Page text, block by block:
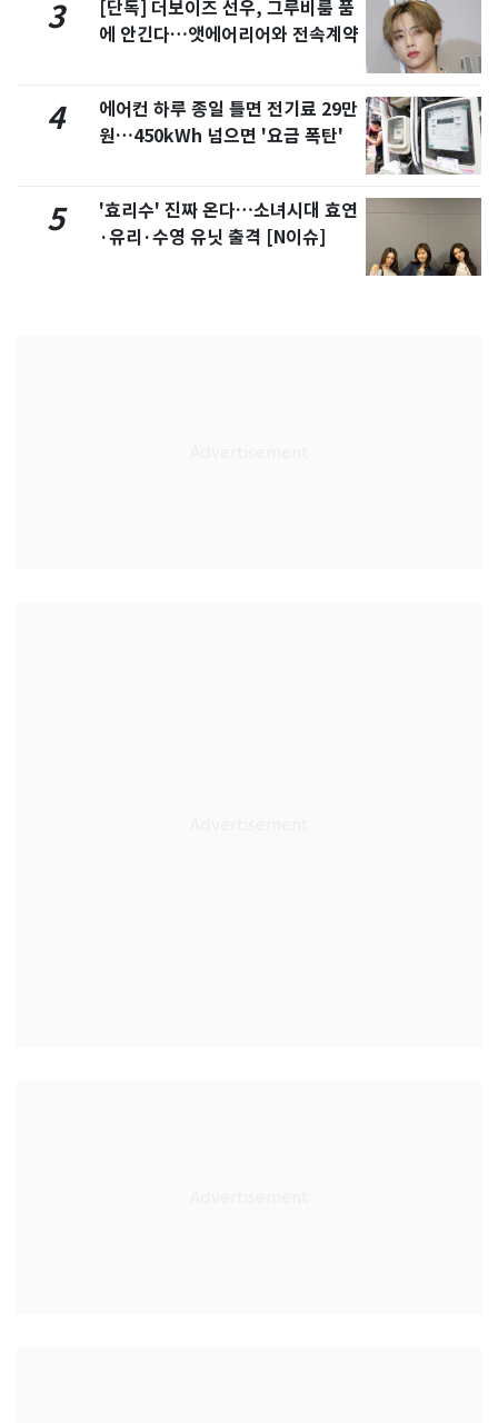
3
[단독] 더보이즈 선우, 그루비룸 품
에 안긴다…앳에어리어와 전속계약
4
에어컨 하루 종일 틀면 전기료 29만
원…450kWh 넘으면 '요금 폭탄'
5
'효리수' 진짜 온다…소녀시대 효연
·유리·수영 유닛 출격 [N이슈]